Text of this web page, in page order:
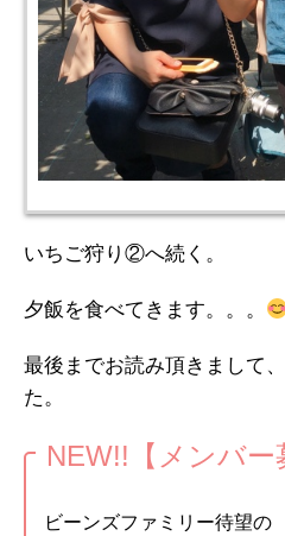
いちご狩り②へ続く。
夕飯を食べてきます。。。
最後までお読み頂きまして
た。
NEW!!【メンバー
ビーンズファミリー待望の